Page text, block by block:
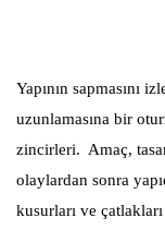
Yapının sapmasını
uzunlamasına bir
zincirleri. Amaç,
olaylardan sonra
kusurları ve